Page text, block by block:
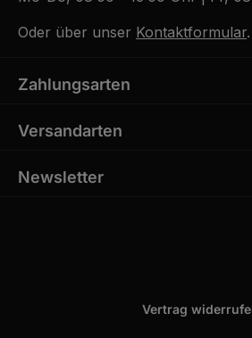
Oder über unser Kontaktformular.
Zahlungsarten
Versandarten
Newsletter
Vertrag